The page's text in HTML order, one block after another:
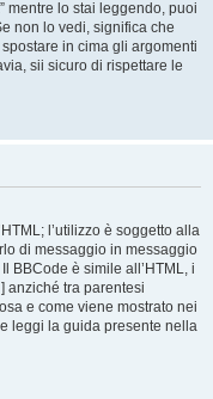
mentre lo stai leggendo, puoi
non lo vedi, significa che
in cima gli argomenti
sii sicuro di rispettare le
l’utilizzo è soggetto alla
di messaggio in messaggio
BBCode è simile all’HTML, i
anziché tra parentesi
e come viene mostrato nei
leggi la guida presente nella